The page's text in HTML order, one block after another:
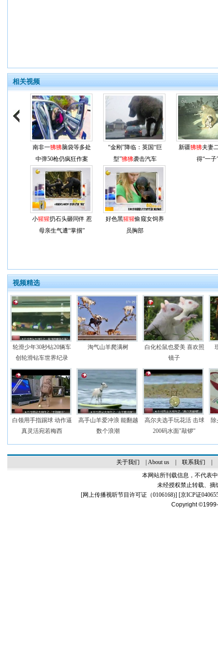
相关视频
南非一狒狒脑袋等多处
中弹50枪仍疯狂作案
“金刚”降临：英国“巨
型”狒狒袭击汽车
新疆狒狒夫妻
得“一子
小猩猩扔石头砸同伴 惹
母亲生气遭“掌掴”
好色黑猩猩偷窥女饲养
员胸部
视频精选
轮滑少年30秒钻20辆车
创轮滑钻车世界纪录
淘气山羊爬满树
白化松鼠也爱美 喜欢照
镜子
白领用手指踢球 动作逼
真灵活宛若梅西
高手山羊爱冲浪 能翻越
数个浪潮
高尔夫选手玩花活 击球
200码水面"敲锣"
除
关于我们 About us| 联系我们
本网站所刊载信息，不代表
未经授权禁止转载、摘
[网上传播视听节目许可证（0106168)] [京ICP证
Copyright